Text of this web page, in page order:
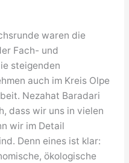
waren die
Fach- und
steigenden
auch im Kreis Olpe
Nezahat Baradari
dass wir uns in vielen
wir im Detail
Denn eines ist klar:
ökologische